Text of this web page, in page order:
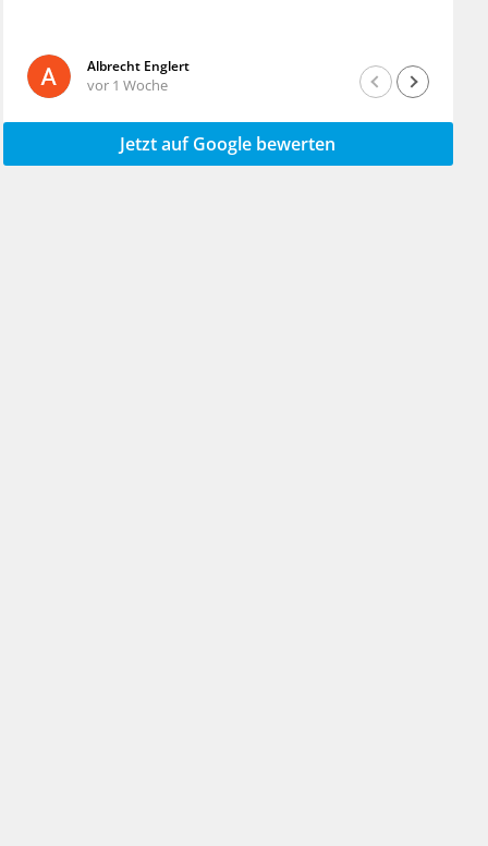
Albrecht Englert
vor 1 Woche
Jetzt auf Google bewerten